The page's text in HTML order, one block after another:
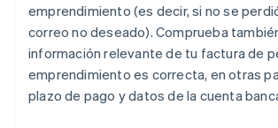
emprendimiento (es decir, si no se
correo no deseado). Comprueba
información relevante de tu factura de
emprendimiento es correcta, en otras
plazo de pago y datos de la cuenta